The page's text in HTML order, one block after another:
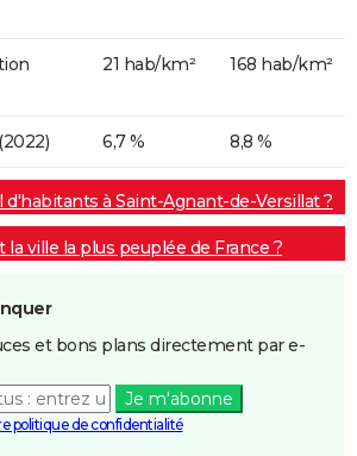
21 hab/km² 168 hab/km²
(2022) 6,7 % 8,8 %
à Saint-Agnant-de-Versillat ?
la ville la plus peuplée de France ?
et bons plans directement par e-
Je m'abonne
politique de confidentialité